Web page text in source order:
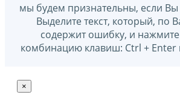
мы будем признательны, если
Выделите текст, который, по
содержит ошибку, и нажмите
комбинацию клавиш: Ctrl + Enter
×